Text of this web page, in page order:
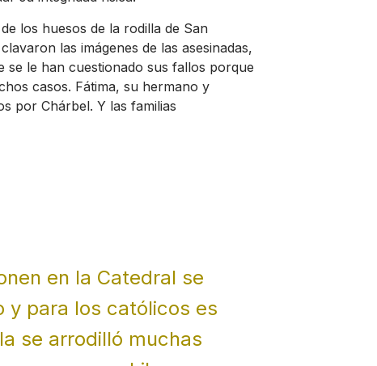
los huesos de la rodilla de San
las imágenes de las asesinadas,
se le han cuestionado sus fallos porque
casos. Fátima, su hermano y
por Chárbel. Y las familias
en la Catedral se
y para los católicos es
se arrodilló muchas